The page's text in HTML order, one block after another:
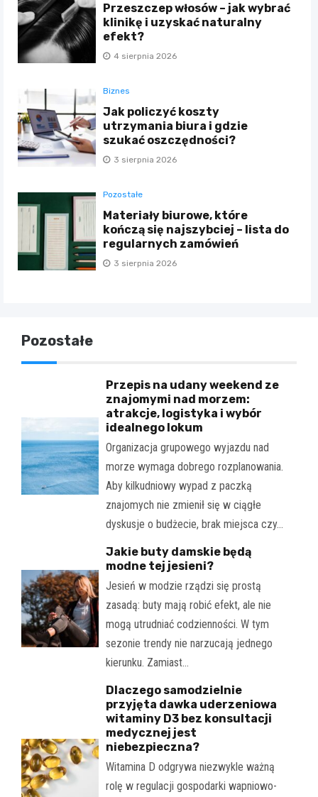
Przeszczep włosów – jak wybrać
klinikę i uzyskać naturalny
efekt?
4 sierpnia 2026
Biznes
Jak policzyć koszty
utrzymania biura i gdzie
szukać oszczędności?
3 sierpnia 2026
Pozostałe
Materiały biurowe, które
kończą się najszybciej – lista do
regularnych zamówień
3 sierpnia 2026
Pozostałe
Przepis na udany weekend ze
znajomymi nad morzem:
atrakcje, logistyka i wybór
idealnego lokum
Organizacja grupowego wyjazdu nad
morze wymaga dobrego rozplanowania.
Aby kilkudniowy wypad z paczką
znajomych nie zmienił się w ciągłe
dyskusje o budżecie, brak miejsca czy…
Jakie buty damskie będą
modne tej jesieni?
Jesień w modzie rządzi się prostą
zasadą: buty mają robić efekt, ale nie
mogą utrudniać codzienności. W tym
sezonie trendy nie narzucają jednego
kierunku. Zamiast…
Dlaczego samodzielnie
przyjęta dawka uderzeniowa
witaminy D3 bez konsultacji
medycznej jest
niebezpieczna?
Witamina D odgrywa niezwykle ważną
rolę w regulacji gospodarki wapniowo-